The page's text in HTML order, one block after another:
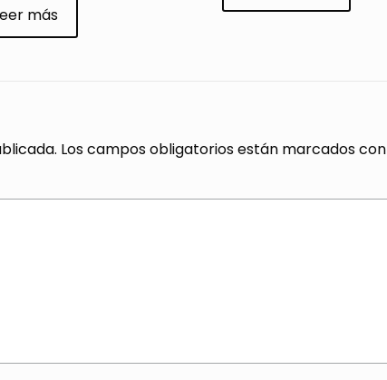
más
Los campos obligatorios están marcados con